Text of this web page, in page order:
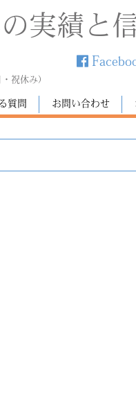
実績と信
祝休み）
質問 お問い合わせ